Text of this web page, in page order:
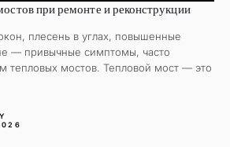
при ремонте и реконструкции
плесень в углах, повышенные
— привычные симптомы, часто
тепловых мостов. Тепловой мост — это